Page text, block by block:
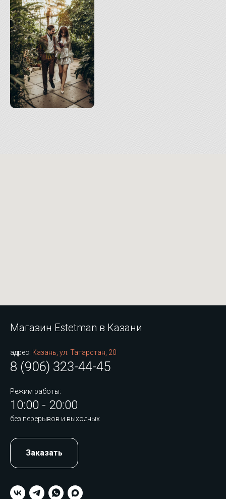
Магазин Estetman в Казани
адрес: Казань, ул. Татарстан, 20
8 (906) 323-44-45
Режим работы:
10:00 - 20:00
без перерывов и выходных
Заказать